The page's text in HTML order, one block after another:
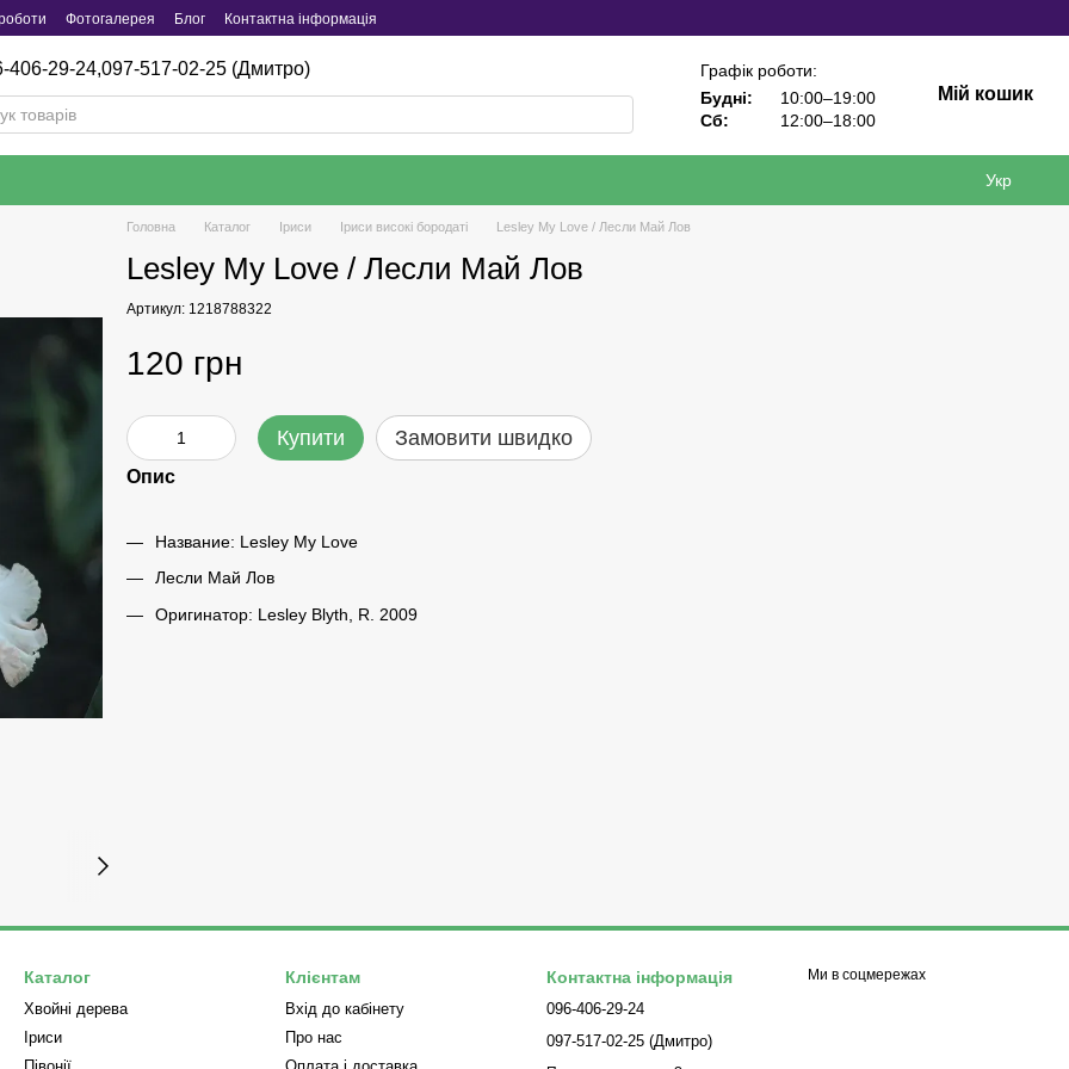
Фотогалерея Блог Контактна інформація
406-29-24,097-517-02-25 (Дмитро)
Графік роботи:
Будні:
10:00–19:00
Сб:
12:00–18:00
Мій кошик
Укр
Головна Каталог Iриси Іриси високі бородаті Lesley My Love / Лесли Май Лов
Lesley My Love / Лесли Май Лов
Артикул: 1218788322
120 грн
Купити Замовити швидко
Опис
Название: Lesley My Love
Лесли Май Лов
Оригинатор: Lesley Blyth, R. 2009
Каталог
Хвойні дерева
Iриси
Клієнтам
Вхід до кабінету
Про нас
Контактна інформація
096-406-29-24
097-517-02-25 (Дмитро)
Ми в соцмережах